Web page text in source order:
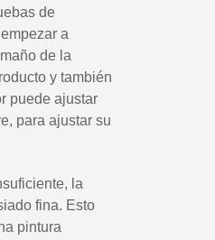
de
a
de la
y también
puede ajustar
para ajustar su
la
fina. Esto
pintura